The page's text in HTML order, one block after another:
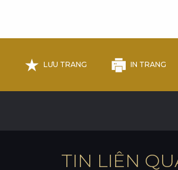
LƯU TRANG IN TRANG
TIN LIÊN QU